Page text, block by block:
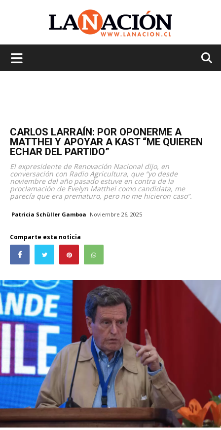
CARLOS LARRAÍN: POR OPONERME A
MATTHEI Y APOYAR A KAST “ME QUIEREN
ECHAR DEL PARTIDO”
El expresidente de Renovación Nacional dijo, en
conversación con Radio Agricultura, que “yo desde
noviembre del año pasado estuve en contra de la
proclamación de Evelyn Matthei como candidata, me
parecía que era prematuro, pero no me hicieron caso”.
Patricia Schüller Gamboa Noviembre 26, 2025
Comparte esta noticia